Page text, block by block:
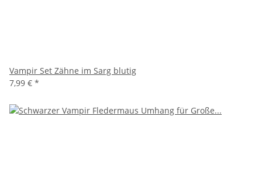
Vampir Set Zähne im Sarg blutig
7,99 € *